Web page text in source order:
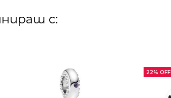
с:
22% OFF